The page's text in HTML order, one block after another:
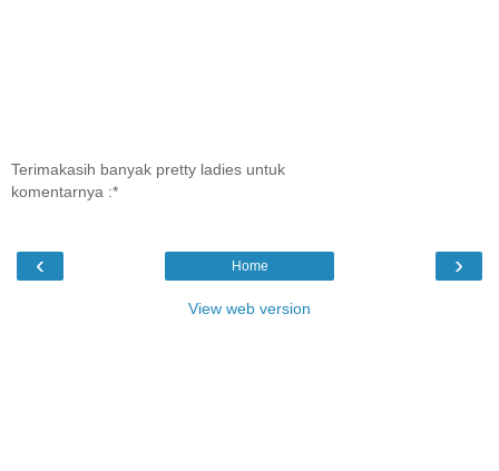
Terimakasih banyak pretty ladies untuk
komentarnya :*
‹ ›
Home
View web version